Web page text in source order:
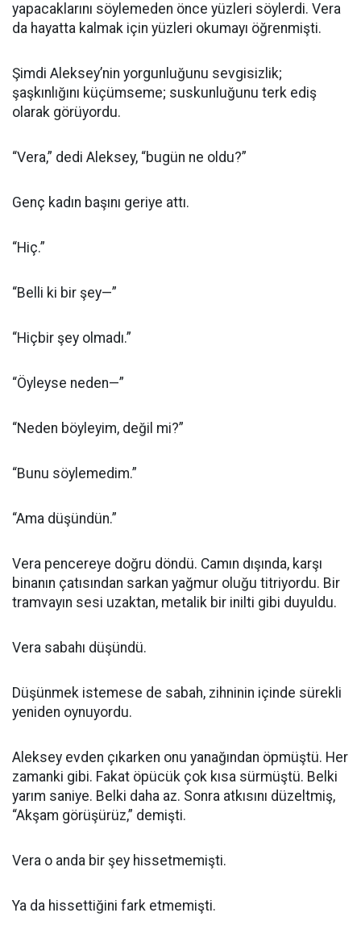
yapacaklarını söylemeden önce yüzleri söylerdi. Vera
da hayatta kalmak için yüzleri okumayı öğrenmişti.
Şimdi Aleksey’nin yorgunluğunu sevgisizlik;
şaşkınlığını küçümseme; suskunluğunu terk ediş
olarak görüyordu.
“Vera,” dedi Aleksey, “bugün ne oldu?”
Genç kadın başını geriye attı.
“Hiç.”
“Belli ki bir şey—”
“Hiçbir şey olmadı.”
“Öyleyse neden—”
“Neden böyleyim, değil mi?”
“Bunu söylemedim.”
“Ama düşündün.”
Vera pencereye doğru döndü. Camın dışında, karşı
binanın çatısından sarkan yağmur oluğu titriyordu. Bir
tramvayın sesi uzaktan, metalik bir inilti gibi duyuldu.
Vera sabahı düşündü.
Düşünmek istemese de sabah, zihninin içinde sürekli
yeniden oynuyordu.
Aleksey evden çıkarken onu yanağından öpmüştü. Her
zamanki gibi. Fakat öpücük çok kısa sürmüştü. Belki
yarım saniye. Belki daha az. Sonra atkısını düzeltmiş,
“Akşam görüşürüz,” demişti.
Vera o anda bir şey hissetmemişti.
Ya da hissettiğini fark etmemişti.